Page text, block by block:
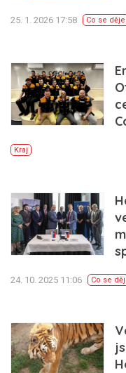
25. 1. 2026 17:58 Co se děje
Kraj
24. 10. 2025 11:06 Co se